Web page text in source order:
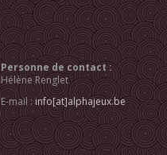
Personne de contact :
Hélène Renglet
E-mail : info[at]alphajeux.be